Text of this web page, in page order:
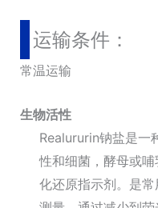
运输条件：
常温运输
生物活性
Realururin钠盐是一
性和细菌，酵母或
化还原指示剂。是